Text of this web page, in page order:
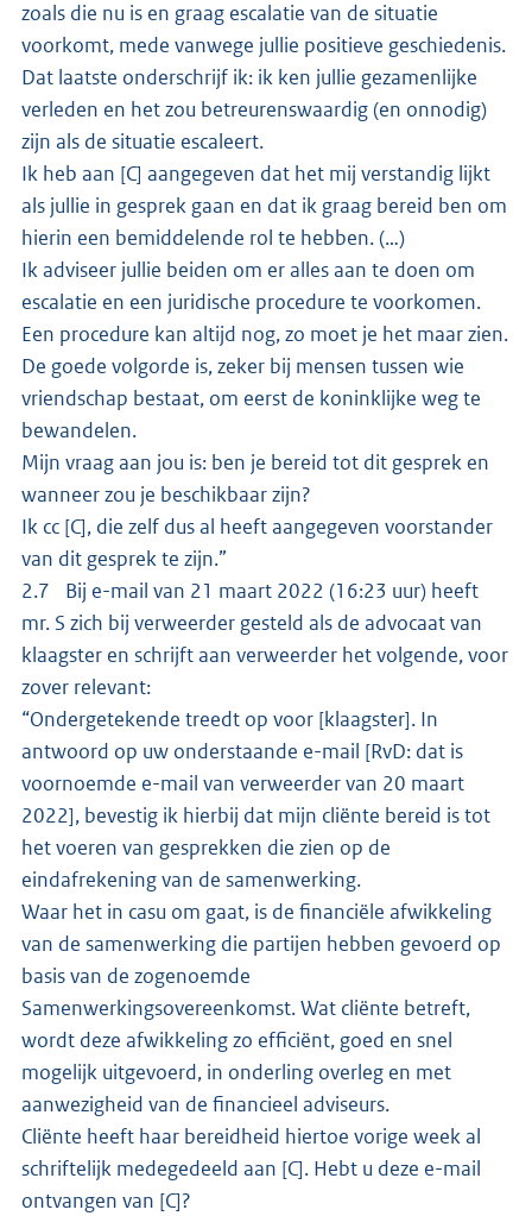
zoals die nu is en graag escalatie van de situatie
voorkomt, mede vanwege jullie positieve geschiedenis.
Dat laatste onderschrijf ik: ik ken jullie gezamenlijke
verleden en het zou betreurenswaardig (en onnodig)
zijn als de situatie escaleert.
Ik heb aan [C] aangegeven dat het mij verstandig lijkt
als jullie in gesprek gaan en dat ik graag bereid ben om
hierin een bemiddelende rol te hebben. (…)
Ik adviseer jullie beiden om er alles aan te doen om
escalatie en een juridische procedure te voorkomen.
Een procedure kan altijd nog, zo moet je het maar zien.
De goede volgorde is, zeker bij mensen tussen wie
vriendschap bestaat, om eerst de koninklijke weg te
bewandelen.
Mijn vraag aan jou is: ben je bereid tot dit gesprek en
wanneer zou je beschikbaar zijn?
Ik cc [C], die zelf dus al heeft aangegeven voorstander
van dit gesprek te zijn.”
2.7 Bij e-mail van 21 maart 2022 (16:23 uur) heeft
mr. S zich bij verweerder gesteld als de advocaat van
klaagster en schrijft aan verweerder het volgende, voor
zover relevant:
“Ondergetekende treedt op voor [klaagster]. In
antwoord op uw onderstaande e-mail [RvD: dat is
voornoemde e-mail van verweerder van 20 maart
2022], bevestig ik hierbij dat mijn cliënte bereid is tot
het voeren van gesprekken die zien op de
eindafrekening van de samenwerking.
Waar het in casu om gaat, is de financiële afwikkeling
van de samenwerking die partijen hebben gevoerd op
basis van de zogenoemde
Samenwerkingsovereenkomst. Wat cliënte betreft,
wordt deze afwikkeling zo efficiënt, goed en snel
mogelijk uitgevoerd, in onderling overleg en met
aanwezigheid van de financieel adviseurs.
Cliënte heeft haar bereidheid hiertoe vorige week al
schriftelijk medegedeeld aan [C]. Hebt u deze e-mail
ontvangen van [C]?